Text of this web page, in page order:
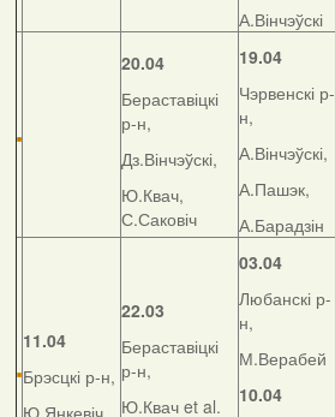
А.Вінчэўскі
20.04
Бераставіцкі
р-н,
Дз.Вінчэўскі,
Ю.Квач,
С.Саковіч
19.04
Чэрвенскі р-
н,
А.Вінчэўскі,
А.Пашэк,
А.Барадзін
11.04
Брэсцкі р-н,
Ю.Янкевіч
22.03
Бераставіцкі
р-н,
Ю.Квач et al.
03.04
Любанскі р-
н,
М.Верабей
10.04